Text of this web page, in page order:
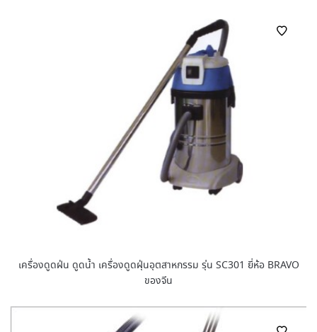
เครื่องดูดฝ่น ดูดน้ำ เครื่องดูดฝุ่นอุตสาหกรรม รุ่น SC301 ยี่ห้อ BRAVO
ของจีน